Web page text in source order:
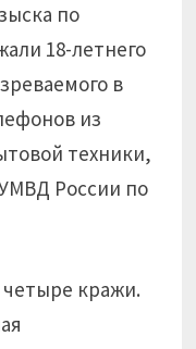
по
18-летнего
в
из
техники,
России по
кражи.